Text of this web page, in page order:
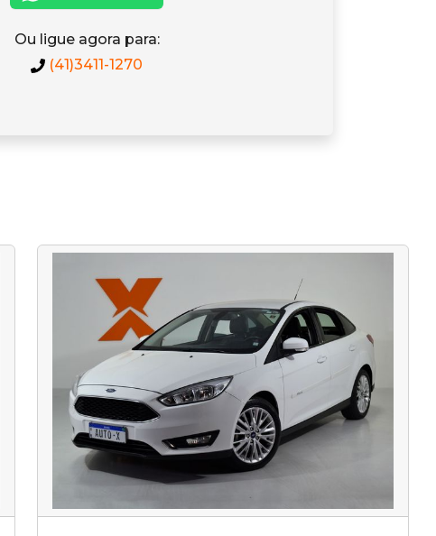
Ou ligue agora para:
(41)3411-1270